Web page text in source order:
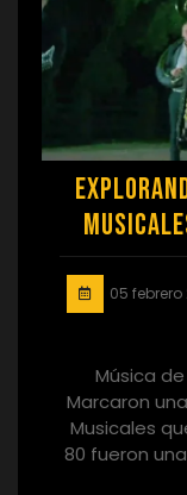
05 febrero
Música
Marcaron
Musicales
80 fueron